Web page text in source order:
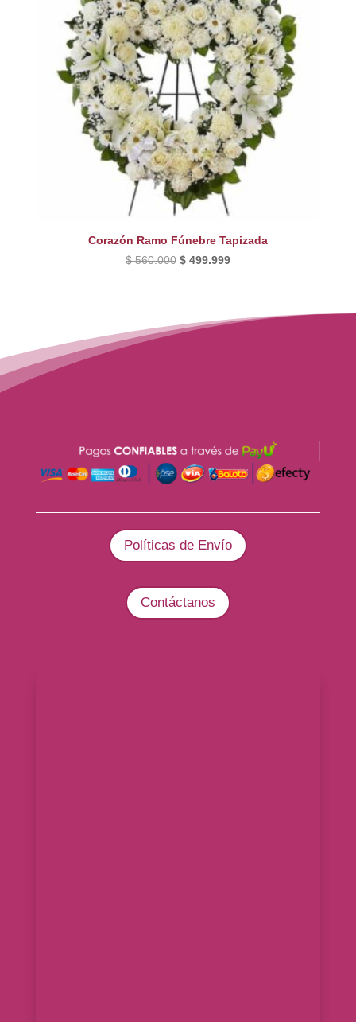
Corazón Ramo Fúnebre Tapizada
$560.000 El
$ 560.000.
$499.999El
Políticas de Envío
Contáctanos